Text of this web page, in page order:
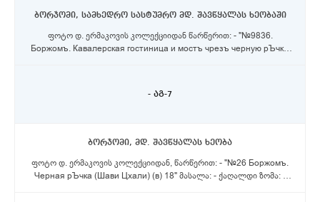
ბორჯომი, სამხედრო სასტუმრო მდ. შავწყალას ხეობაში
ფოტო დ. ერმაკოვის კოლექციიდან წარწერით: - "№9836.
Боржомъ. Кавалерская гостиница и мостъ чрезъ черную рЪчку.
- აგ-7
ბორჯომი, მდ. შავწყალას ხეობა
ფოტო დ. ერმაკოვის კოლექციიდან, წარწერით: - "№26 Боржомъ.
Черная рЪчка (Шави Цхали) (в) 18" მასალა: - ქაღალდი ზომა: -